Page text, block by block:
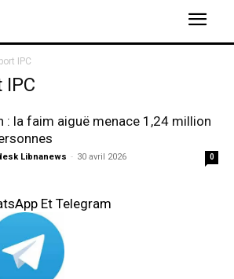
IPC
: la faim aiguë menace 1,24 million
Libnanews - 30 avril 2026 0
Et Telegram